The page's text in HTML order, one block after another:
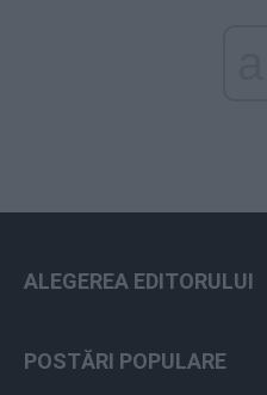
ALEGEREA EDITORULUI
POSTĂRI POPULARE